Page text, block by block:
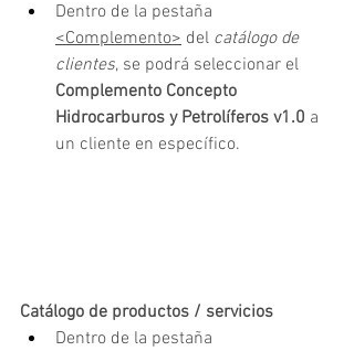
Dentro de la pestaña
<Complemento> del catálogo de
clientes, se podrá seleccionar el
Complemento Concepto
Hidrocarburos y Petrolíferos v1.0 a
un cliente en específico.
Catálogo de productos / servicios
Dentro de la pestaña